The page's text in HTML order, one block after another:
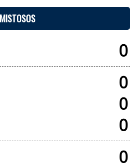
0
0
0
0
0